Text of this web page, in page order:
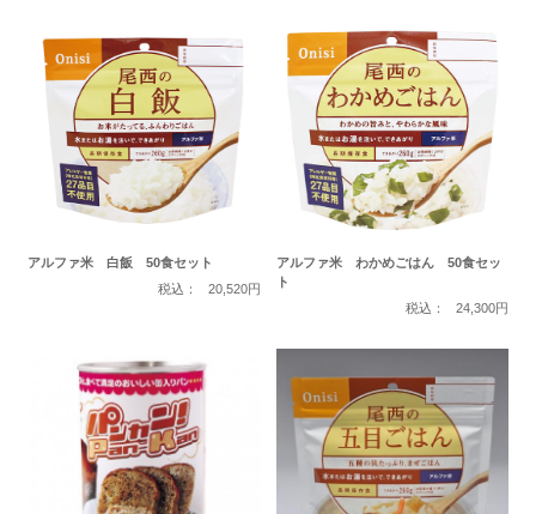
アルファ米 白飯 50食セット
税込：
20,520円
アルファ米 わかめごはん 50食セッ
ト
税込：
24,300円